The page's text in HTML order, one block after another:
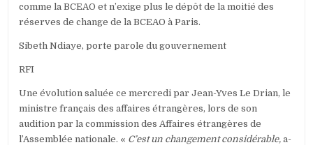
comme la BCEAO et n’exige plus le dépôt de la moitié des
réserves de change de la BCEAO à Paris.
Sibeth Ndiaye, porte parole du gouvernement
RFI
Une évolution saluée ce mercredi par Jean-Yves Le Drian, le
ministre français des affaires étrangères, lors de son
audition par la commission des Affaires étrangères de
l’Assemblée nationale. « C’est un changement considérable,a-